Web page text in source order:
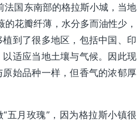
法国东南部的格拉斯小城，当地
花瓣纤薄，水分多而油性少，
到了很多地区，包括中国、印
适应当地土壤与气候。因此现
始品种一样，但香气的浓郁厚
五月玫瑰”，因为格拉斯小镇很